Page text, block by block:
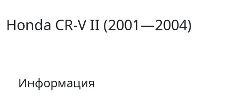
Honda CR-V II (2001—2004)
Информация